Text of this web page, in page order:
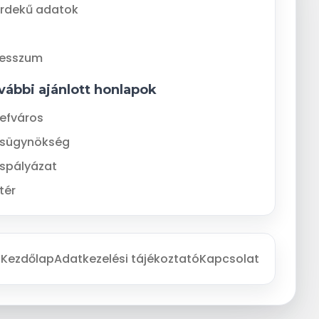
adatok
ajánlott honlapok
KezdőlapAdatkezelési tájékoztatóKapcsolat